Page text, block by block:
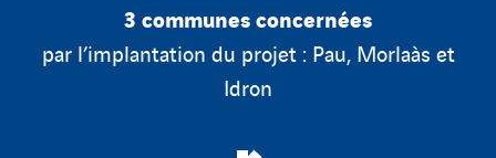
3 communes concernées
par l’implantation du projet : Pau, Morlaàs et
Idron